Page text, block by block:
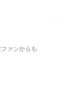
ァンからも